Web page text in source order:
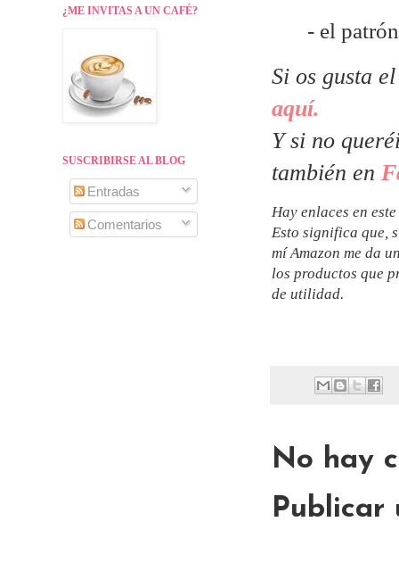
- el
Si os gusta
aquí.
Y si no
también en
Hay enlaces en
Esto significa que,
mí Amazon me da
los productos que
de utilidad.
No hay
Publicar
¿ME INVITAS A UN CAFÉ?
SUSCRIBIRSE AL BLOG
Entradas
Comentarios